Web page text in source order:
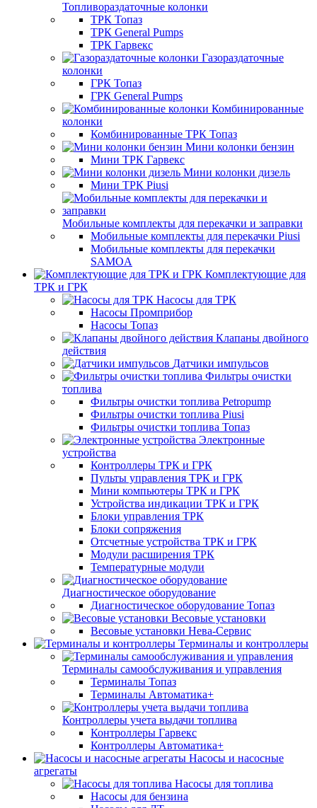
Топливораздаточные колонки
ТРК Топаз
ТРК General Pumps
ТРК Гарвекс
Газораздаточные
колонки
ГРК Топаз
ГРК General Pumps
Комбинированные
колонки
Комбинированные ТРК Топаз
Мини колонки бензин
Мини ТРК Гарвекс
Мини колонки дизель
Мини ТРК Piusi
Мобильные комплекты для перекачки и заправки
Мобильные комплекты для перекачки Piusi
Мобильные комплекты для перекачки
SAMOA
Комплектующие для
ТРК и ГРК
Насосы для ТРК
Насосы Промприбор
Насосы Топаз
Клапаны двойного
действия
Датчики импульсов
Фильтры очистки
топлива
Фильтры очистки топлива Petropump
Фильтры очистки топлива Piusi
Фильтры очистки топлива Топаз
Электронные
устройства
Контроллеры ТРК и ГРК
Пульты управления ТРК и ГРК
Мини компьютеры ТРК и ГРК
Устройства индикации ТРК и ГРК
Блоки управления ТРК
Блоки сопряжения
Отсчетные устройства ТРК и ГРК
Модули расширения ТРК
Температурные модули
Диагностическое оборудование
Диагностическое оборудование Топаз
Весовые установки
Весовые установки Нева-Сервис
Терминалы и контроллеры
Терминалы самообслуживания и управления
Терминалы Топаз
Терминалы Автоматика+
Контроллеры учета выдачи топлива
Контроллеры Гарвекс
Контроллеры Автоматика+
Насосы и насосные
агрегаты
Насосы для топлива
Насосы для бензина